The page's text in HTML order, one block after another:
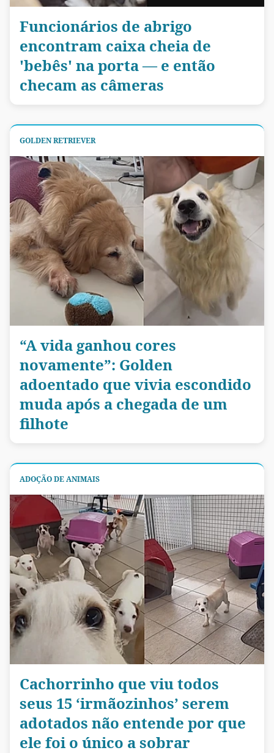
Funcionários de abrigo
encontram caixa cheia de
'bebês' na porta — e então
checam as câmeras
GOLDEN RETRIEVER
“A vida ganhou cores
novamente”: Golden
adoentado que vivia escondido
muda após a chegada de um
filhote
ADOÇÃO DE ANIMAIS
Cachorrinho que viu todos
seus 15 ‘irmãozinhos’ serem
adotados não entende por que
ele foi o único a sobrar